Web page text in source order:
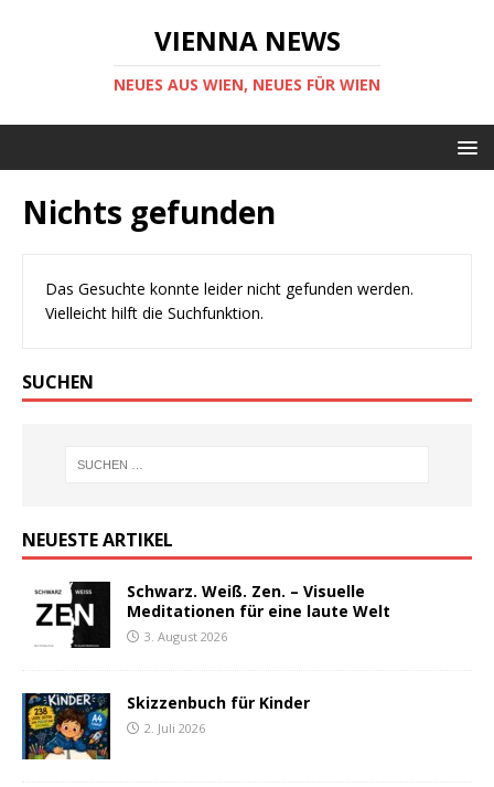
VIENNA NEWS
NEUES AUS WIEN, NEUES FÜR WIEN
Nichts gefunden
Das Gesuchte konnte leider nicht gefunden werden.
Vielleicht hilft die Suchfunktion.
SUCHEN
NEUESTE ARTIKEL
Schwarz. Weiß. Zen. – Visuelle
Meditationen für eine laute Welt
3. August 2026
Skizzenbuch für Kinder
2. Juli 2026